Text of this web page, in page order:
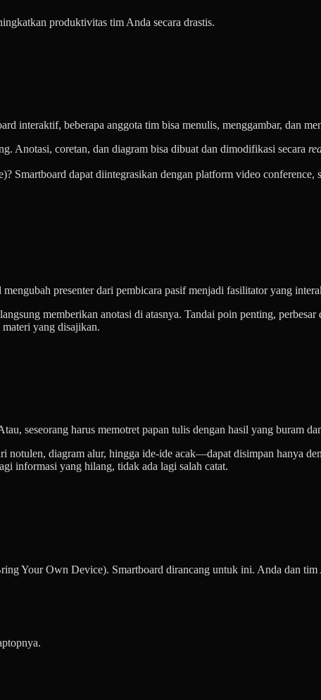
produktivitas tim Anda secara drastis.
interaktif, beberapa anggota tim bisa menulis, menggambar, dan
Anotasi, coretan, dan diagram bisa dibuat dan dimodifikasi secara
Smartboard dapat diintegrasikan dengan platform video
presenter dari pembicara pasif menjadi fasilitator yang
memberikan anotasi di atasnya. Tandai poin penting, perbesar
yang disajikan.
seseorang harus memotret papan tulis dengan hasil yang buram
diagram alur, hingga ide-ide acak—dapat disimpan hanya
informasi yang hilang, tidak ada lagi salah catat.
Your Own Device). Smartboard dirancang untuk ini. Anda dan tim